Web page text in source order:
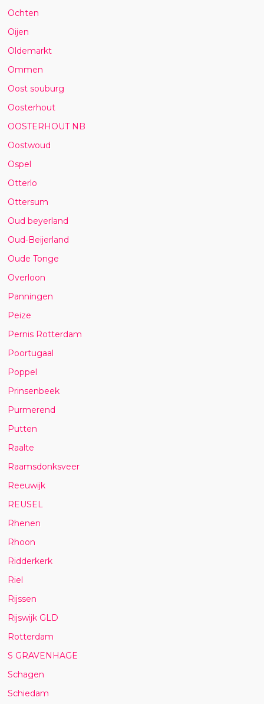
Ochten
Oijen
Oldemarkt
Ommen
Oost souburg
Oosterhout
OOSTERHOUT NB
Oostwoud
Ospel
Otterlo
Ottersum
Oud beyerland
Oud-Beijerland
Oude Tonge
Overloon
Panningen
Peize
Pernis Rotterdam
Poortugaal
Poppel
Prinsenbeek
Purmerend
Putten
Raalte
Raamsdonksveer
Reeuwijk
REUSEL
Rhenen
Rhoon
Ridderkerk
Riel
Rijssen
Rijswijk GLD
Rotterdam
S GRAVENHAGE
Schagen
Schiedam